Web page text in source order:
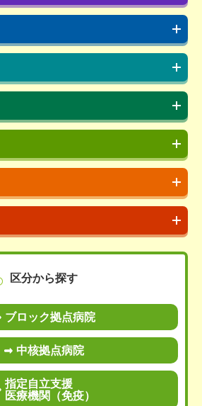
区分から探す
ブロック拠点病院
中核拠点病院
指定自立支援
医療機関（免疫）